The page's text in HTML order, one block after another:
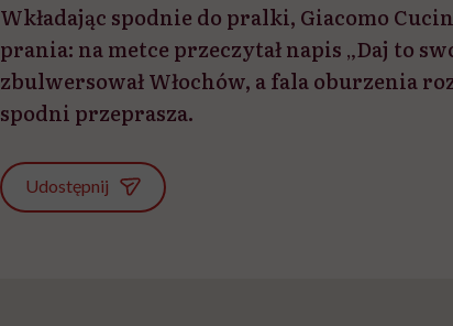
Wkładając spodnie do pralki, Giacomo
prania: na metce przeczytał napis „Daj to
zbulwersował Włochów, a fala oburzenia
spodni przeprasza.
Udostępnij